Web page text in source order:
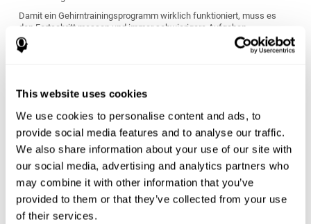
This website uses cookies
We use cookies to personalise content and ads, to
provide social media features and to analyse our traffic.
We also share information about your use of our site with
our social media, advertising and analytics partners who
may combine it with other information that you’ve
provided to them or that they’ve collected from your use
of their services.
Damit ein Gehirntrainingsprogramm wirklich funktioniert, muss es
den Fortschritt messen und immer schwierigere Aufgaben
präsentieren, um die kognitiven Fähigkeiten zu verbessern.
den Erhalt und die Verbesserung der Gehirngesundheit geht.
die kognitiven Fähigkeiten misst und dann ein personalisiertes
Trainingsprogramm erstellt, das an die persönlichen
Eigenschaften und Bedürfnisse angepasst ist.
Passt das Programm zu deinem Lebensstil?
Manche Gehirntrainingsprogramme produzieren kurzfristige
Verbesserungen, die jedoch nicht andauern und folglich wenig
nützlich sind. Es lohnt sich also, ein Programm zu wählen, das von